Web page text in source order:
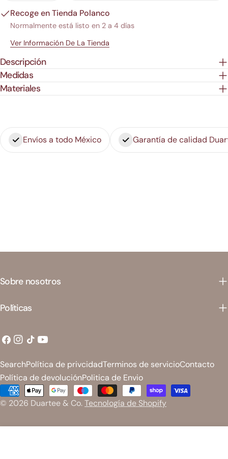
Recoge enTienda Polanco
Normalmente está listo en 2 a 4 días
Ver Información De La Tienda
Descripción
Medidas
Materiales
Envíos a todo México Garantía de calidad
Sobre nosotros
Políticas
Facebook
Instagram
Tik YouTube
© 2026 Duartee & Co.Tecnología de Shopify
SearchPolítica de privcidadTerminos de servicioContacto
Política de devoluciónPolitica de Envio
Métodos
de